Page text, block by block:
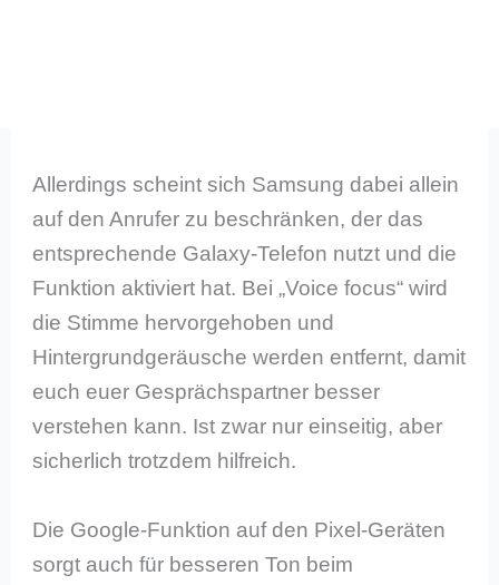
Allerdings scheint sich Samsung dabei allein
auf den Anrufer zu beschränken, der das
entsprechende Galaxy-Telefon nutzt und die
Funktion aktiviert hat. Bei „Voice focus“ wird
die Stimme hervorgehoben und
Hintergrundgeräusche werden entfernt, damit
euch euer Gesprächspartner besser
verstehen kann. Ist zwar nur einseitig, aber
sicherlich trotzdem hilfreich.
Die Google-Funktion auf den Pixel-Geräten
sorgt auch für besseren Ton beim